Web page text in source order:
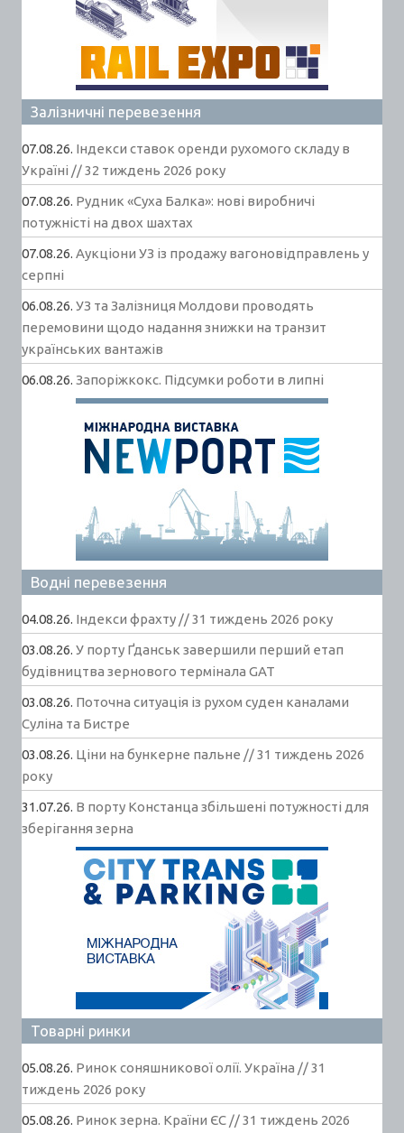
Залізничні перевезення
07.08.26. Індекси ставок оренди рухомого складу в
Україні // 32 тиждень 2026 року
07.08.26. Рудник «Суха Балка»: нові виробничі
потужністі на двох шахтах
07.08.26. Аукціони УЗ із продажу вагоновідправлень у
серпні
06.08.26. УЗ та Залізниця Молдови проводять
перемовини щодо надання знижки на транзит
українських вантажів
06.08.26. Запоріжкокс. Підсумки роботи в липні
Водні перевезення
04.08.26. Індекси фрахту // 31 тиждень 2026 року
03.08.26. У порту Ґданськ завершили перший етап
будівництва зернового термінала GAT
03.08.26. Поточна ситуація із рухом суден каналами
Суліна та Бистре
03.08.26. Ціни на бункерне пальне // 31 тиждень 2026
року
31.07.26. В порту Констанца збільшені потужності для
зберігання зерна
Товарні ринки
05.08.26. Ринок соняшникової олії. Україна // 31
тиждень 2026 року
05.08.26. Ринок зерна. Країни ЄС // 31 тиждень 2026